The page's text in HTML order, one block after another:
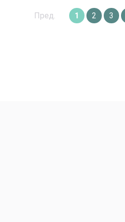
Пред. 1 2 3